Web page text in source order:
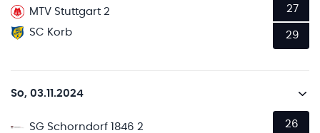
MTV Stuttgart 2
SC Korb
27
29
So, 03.11.2024
SG Schorndorf 1846 2
26